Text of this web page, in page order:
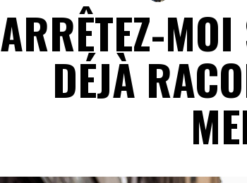
ARRÊTEZ-MOI
DÉJÀ